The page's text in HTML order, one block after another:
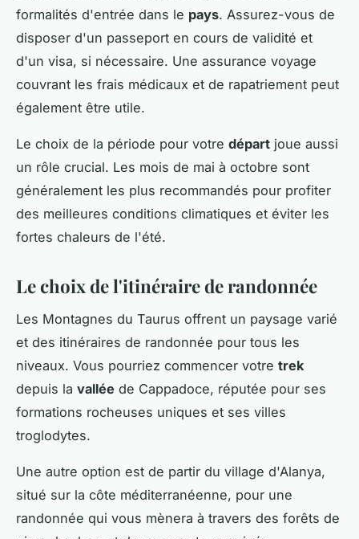
formalités d'entrée dans le pays. Assurez-vous de
disposer d'un passeport en cours de validité et
d'un visa, si nécessaire. Une assurance voyage
couvrant les frais médicaux et de rapatriement peut
également être utile.
Le choix de la période pour votre départ joue aussi
un rôle crucial. Les mois de mai à octobre sont
généralement les plus recommandés pour profiter
des meilleures conditions climatiques et éviter les
fortes chaleurs de l'été.
Le choix de l'itinéraire de randonnée
Les Montagnes du Taurus offrent un paysage varié
et des itinéraires de randonnée pour tous les
niveaux. Vous pourriez commencer votre trek
depuis la vallée de Cappadoce, réputée pour ses
formations rocheuses uniques et ses villes
troglodytes.
Une autre option est de partir du village d'Alanya,
situé sur la côte méditerranéenne, pour une
randonnée qui vous mènera à travers des forêts de